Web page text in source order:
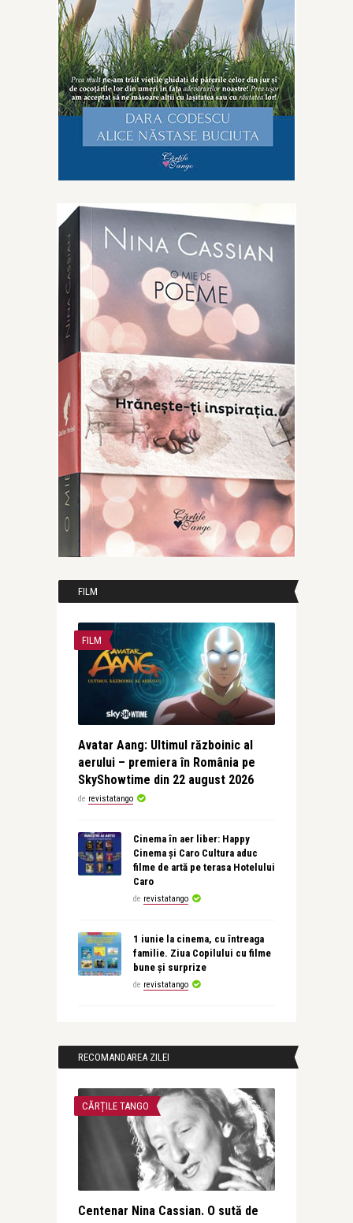
FILM
FILM
Avatar Aang: Ultimul războinic al
aerului – premiera în România pe
SkyShowtime din 22 august 2026
de revistatango
Cinema în aer liber: Happy
Cinema și Caro Cultura aduc
filme de artă pe terasa Hotelului
Caro
de revistatango
1 iunie la cinema, cu întreaga
familie. Ziua Copilului cu filme
bune și surprize
de revistatango
RECOMANDAREA ZILEI
CĂRȚILE TANGO
Centenar Nina Cassian. O sută de